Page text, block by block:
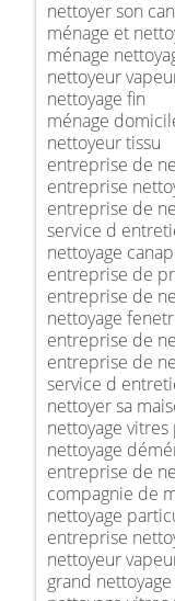
nettoyer son
ménage et
ménage
nettoyeur
nettoyage fin
ménage
nettoyeur tissu
entreprise de
entreprise
entreprise de
service d
nettoyage
entreprise de
entreprise de
nettoyage
entreprise de
entreprise de
service d
nettoyer sa
nettoyage
nettoyage
entreprise de
compagnie de
nettoyage
entreprise
nettoyeur
grand